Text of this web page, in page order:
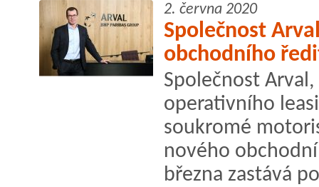
2. června 2020
Společnost
obchodního
Společnost
operativního
soukromé
nového
března zastává